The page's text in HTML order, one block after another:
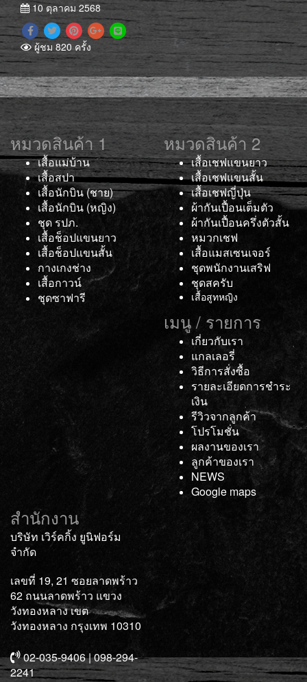
10 ตุลาคม 2568
ผู้ชม 820 ครั้ง
หมวดสินค้า 1
เสื้อแม่บ้าน
เสื้อสปา
เสื้อนักบิน (ชาย)
เสื้อนักบิน (หญิง)
ชุด รปภ.
เสื้อช็อปแขนยาว
เสื้อช็อปแขนสั้น
กางเกงช่าง
เสื้อกาวน์
ชุดซาฟารี
หมวดสินค้า 2
เสื้อเชฟแขนยาว
เสื้อเชฟแขนสั้น
เสื้อเชฟญี่ปุ่น
ผ้ากันเปื้อนเต็มตัว
ผ้ากันเปื้อนครึ่งตัวสั้น
หมวกเชฟ
เสื้อแมสเซนเจอร์
ชุดพนักงานเสริฟ
ชุดสครับ
เสื้อสูทหญิง
เมนู / รายการ
เกี่ยวกับเรา
แกลเลอรี่
วิธีการสั่งซื้อ
รายละเอียดการชำระ
เงิน
รีวิวจากลูกค้า
โปรโมชั่น
ผลงานของเรา
ลูกค้าของเรา
NEWS
Google maps
สำนักงาน
บริษัท เวิร์คกิ้ง ยูนิฟอร์ม
จำกัด
เลขที่ 19, 21 ซอยลาดพร้าว
62 ถนนลาดพร้าว แขวง
วังทองหลาง เขต
วังทองหลาง กรุงเทพ 10310
02-035-9406 | 098-294-
2241